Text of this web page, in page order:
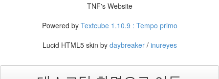
TNF's Website
Powered by Textcube 1.10.9 : Tempo primo
Lucid HTML5 skin by daybreaker/ inureyes